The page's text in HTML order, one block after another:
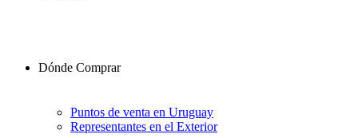
Dónde Comprar
Puntos de venta en Uruguay
Representantes en el Exterior